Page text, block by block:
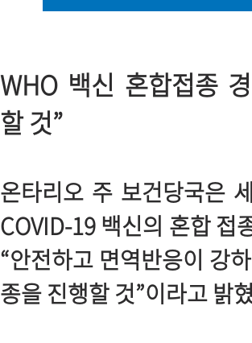
WHO 백신 혼합접종
할 것”
온타리오 주 보건당국은
COVID-19 백신의 혼합 접
“안전하고 면역반응이 강
종을 진행할 것”이라고 밝